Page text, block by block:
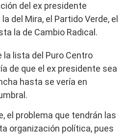
del ex presidente
del Mira, el Partido Verde, el
la de Cambio Radical.
la lista del Puro Centro
de que el ex presidente sea
hasta se vería en
el problema que tendrán las
organización política, pues